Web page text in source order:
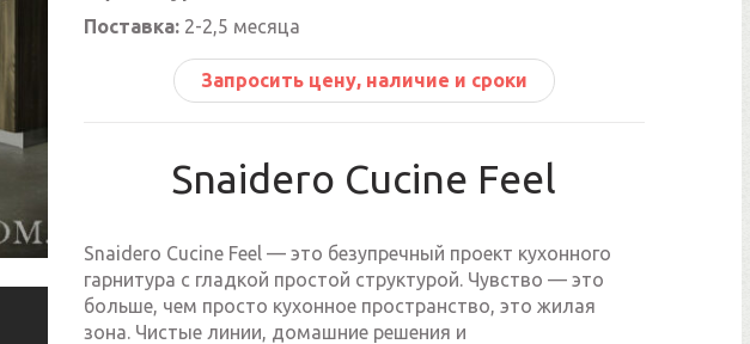
Поставка:2-2,5 месяца
Запросить цену, наличие и сроки
Snaidero Cucine Feel
Snaidero Cucine Feel — это безупречный проект кухонного
гарнитура с гладкой простой структурой. Чувство — это
больше, чем просто кухонное пространство, это жилая
зона. Чистые линии, домашние решения и